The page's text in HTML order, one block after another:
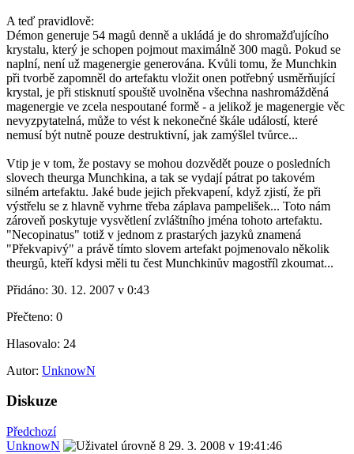
A teď pravidlově:
Démon generuje 54 magů denně a ukládá je do shromažďujícího
krystalu, který je schopen pojmout maximálně 300 magů. Pokud se
naplní, není už magenergie generována. Kvůli tomu, že Munchkin
při tvorbě zapomněl do artefaktu vložit onen potřebný usměrňující
krystal, je při stisknutí spouště uvolněna všechna nashromážděná
magenergie ve zcela nespoutané formě - a jelikož je magenergie věc
nevyzpytatelná, může to vést k nekonečné škále událostí, které
nemusí být nutně pouze destruktivní, jak zamýšlel tvůrce...
Vtip je v tom, že postavy se mohou dozvědět pouze o posledních
slovech theurga Munchkina, a tak se vydají pátrat po takovém
silném artefaktu. Jaké bude jejich překvapení, když zjistí, že při
výstřelu se z hlavně vyhrne třeba záplava pampelišek... Toto nám
zároveň poskytuje vysvětlení zvláštního jména tohoto artefaktu.
"Necopinatus" totiž v jednom z prastarých jazyků znamená
"Překvapivý" a právě tímto slovem artefakt pojmenovalo několik
theurgů, kteří kdysi měli tu čest Munchkinův magostříl zkoumat...
Přidáno: 30. 12. 2007 v 0:43
Přečteno: 0
Hlasovalo: 24
Autor: UnknowN
Diskuze
Předchozí
UnknowN
29. 3. 2008 v 19:41:46